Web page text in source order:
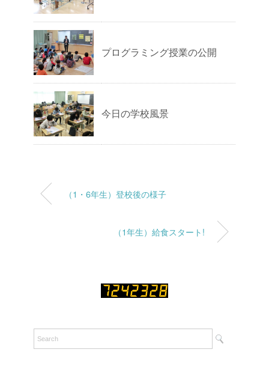
プログラミング授業の公開
今日の学校風景
（1・6年生）登校後の様子
（1年生）給食スタート!